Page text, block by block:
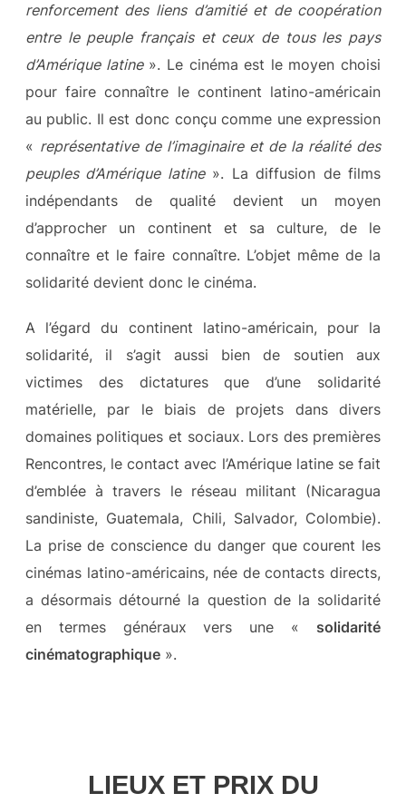
renforcement des liens d’amitié et de coopération
entre le peuple français et ceux de tous les pays
d’Amérique latine». Le cinéma est le moyen choisi
pour faire connaître le continent latino-américain
au public. Il est donc conçu comme une expression
« représentative de l’imaginaire et de la réalité des
peuples d’Amérique latine». La diffusion de films
indépendants de qualité devient un moyen
d’approcher un continent et sa culture, de le
connaître et le faire connaître. L’objet même de la
solidarité devient donc le cinéma.
A l’égard du continent latino-américain, pour la
solidarité, il s’agit aussi bien de soutien aux
victimes des dictatures que d’une solidarité
matérielle, par le biais de projets dans divers
domaines politiques et sociaux. Lors des premières
Rencontres, le contact avec l’Amérique latine se fait
d’emblée à travers le réseau militant (Nicaragua
sandiniste, Guatemala, Chili, Salvador, Colombie).
La prise de conscience du danger que courent les
cinémas latino-américains, née de contacts directs,
a désormais détourné la question de la solidarité
en termes généraux vers une « solidarité
cinématographique».
LIEUX ET PRIX DU